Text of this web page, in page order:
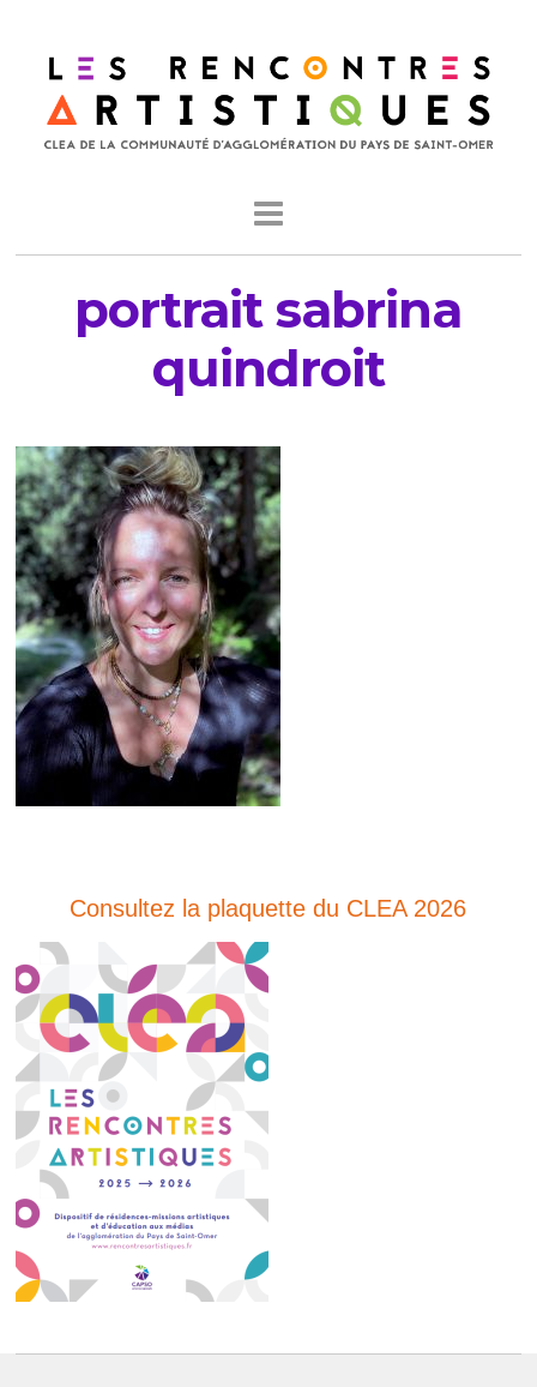
portrait sabrina
quindroit
Consultez la plaquette du CLEA 2026